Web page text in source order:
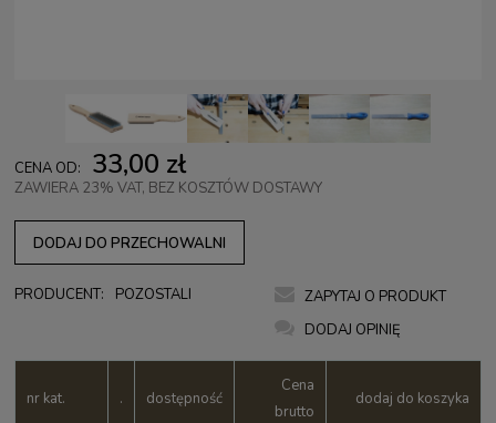
CENA OD: 33,00 zł
ZAWIERA 23% VAT, BEZ KOSZTÓW DOSTAWY
DODAJ DO PRZECHOWALNI
PRODUCENT: POZOSTALI
ZAPYTAJ O PRODUKT
DODAJ OPINIĘ
nr kat. . dostępność
Cena
brutto
dodaj do koszyka